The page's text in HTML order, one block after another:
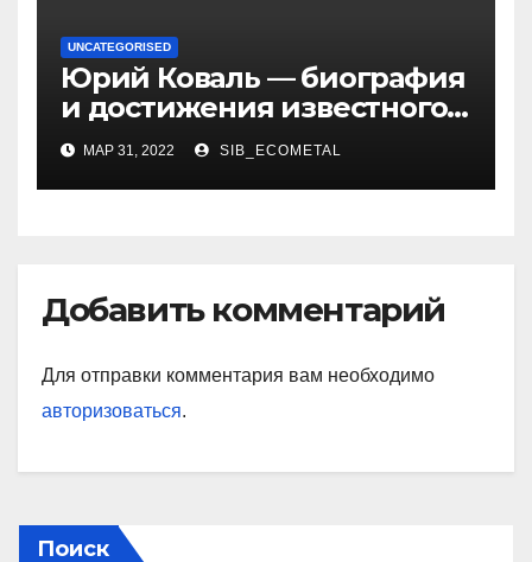
UNCATEGORISED
Юрий Коваль — биография
и достижения известного
украинского дизайнера
МАР 31, 2022 SIB_ECOMETAL
Добавить комментарий
Для отправки комментария вам необходимо
авторизоваться.
Поиск